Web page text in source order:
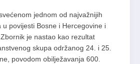
jednom od najvažnijih
u povijesti Bosne i Hercegovine i
je nastao kao rezultat
skupa održanog 24. i 25.
povodom obilježavanja 600.